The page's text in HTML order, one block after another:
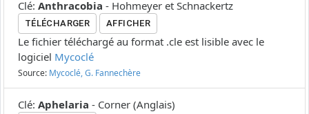
Clé: Anthracobia - Hohmeyer et Schnackertz
TÉLÉCHARGER AFFICHER
Le fichier téléchargé au format .cle est lisible avec le
logiciel Mycoclé
Source: Mycoclé, G. Fannechère
Clé: Aphelaria - Corner (Anglais)